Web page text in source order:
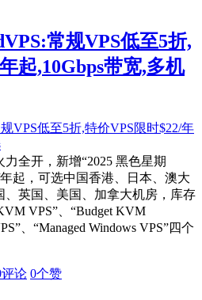
常规VPS低至5折,
起,10Gbps带宽,多机
力全开，新增“2025 黑色星期
起，可选中国香港、日本、澳大
英国、美国、加拿大机房，库存
VPS”、“Budget KVM
、“Managed Windows VPS”四个
评论 0个赞